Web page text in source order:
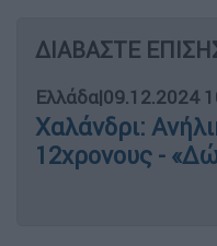
ΔΙΑΒΑΣΤΕ
Ελλάδα|09.12.2024
Χαλάνδρι:
12χρονους -